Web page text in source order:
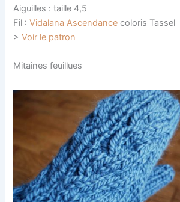
Aiguilles : taille 4,5
Fil :Vidalana Ascendance coloris Tassel
>Voir le patron
Mitaines feuillues